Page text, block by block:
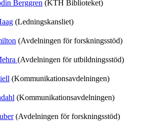
Berggren (KTH Biblioteket)
(Ledningskansliet)
(Avdelningen för forskningsstöd)
(Avdelningen för utbildningsstöd)
(Kommunikationsavdelningen)
(Kommunikationsavdelningen)
(Avdelningen för forskningsstöd)